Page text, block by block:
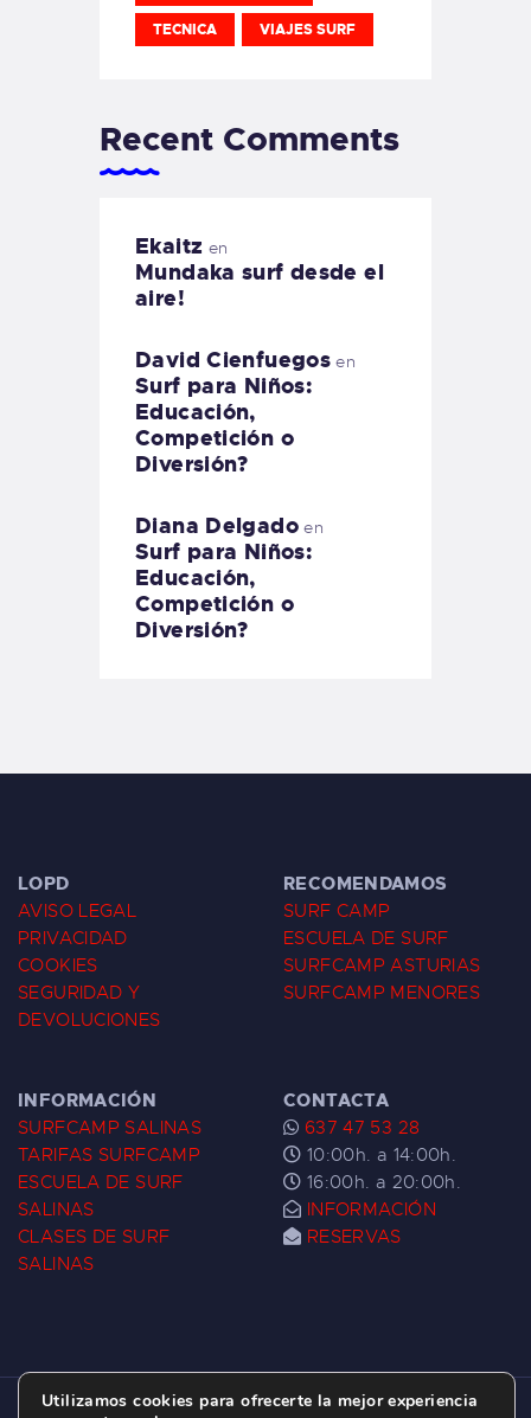
TECNICA VIAJES SURF
Recent Comments
Ekaitz en
Mundaka surf desde el
aire!
David Cienfuegos en
Surf para Niños:
Educación,
Competición o
Diversión?
Diana Delgadoen
Surf para Niños:
Educación,
Competición o
Diversión?
LOPD
AVISO LEGAL
PRIVACIDAD
COOKIES
SEGURIDAD Y
DEVOLUCIONES
RECOMENDAMOS
SURF CAMP
ESCUELA DE SURF
SURFCAMP ASTURIAS
SURFCAMP MENORES
INFORMACIÓN
SURFCAMP SALINAS
TARIFAS SURFCAMP
ESCUELA DE SURF
SALINAS
CLASES DE SURF
SALINAS
CONTACTA
637 47 53 28
10:00h. a 14:00h.
16:00h. a 20:00h.
INFORMACIÓN
RESERVAS
Utilizamos cookies para ofrecerte la mejor experiencia